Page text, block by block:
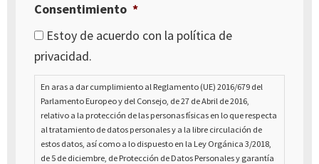
Consentimiento *
Estoy de acuerdo con la política de
privacidad.
En aras a dar cumplimiento al Reglamento (UE) 2016/679 del
Parlamento Europeo y del Consejo, de 27 de Abril de 2016,
relativo a la protección de las personas físicas en lo que respecta
al tratamiento de datos personales y a la libre circulación de
estos datos, así como a lo dispuesto en la Ley Orgánica 3/2018,
de 5 de diciembre, de Protección de Datos Personales y garantía